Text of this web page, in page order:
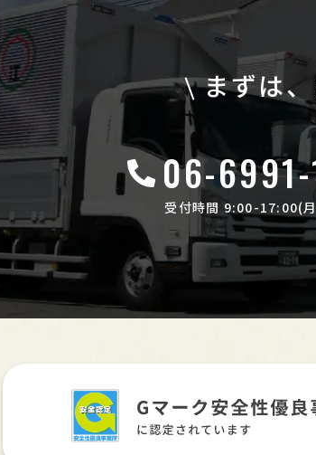
まずは
06-
受付時間 9:00-17:00(